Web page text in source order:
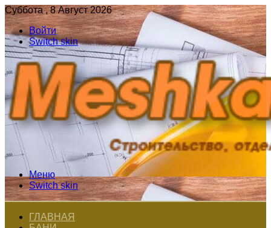
Суббота , 8 Август 2026
Войти
Switch skin
Меню
Switch skin
ГЛАВНАЯ